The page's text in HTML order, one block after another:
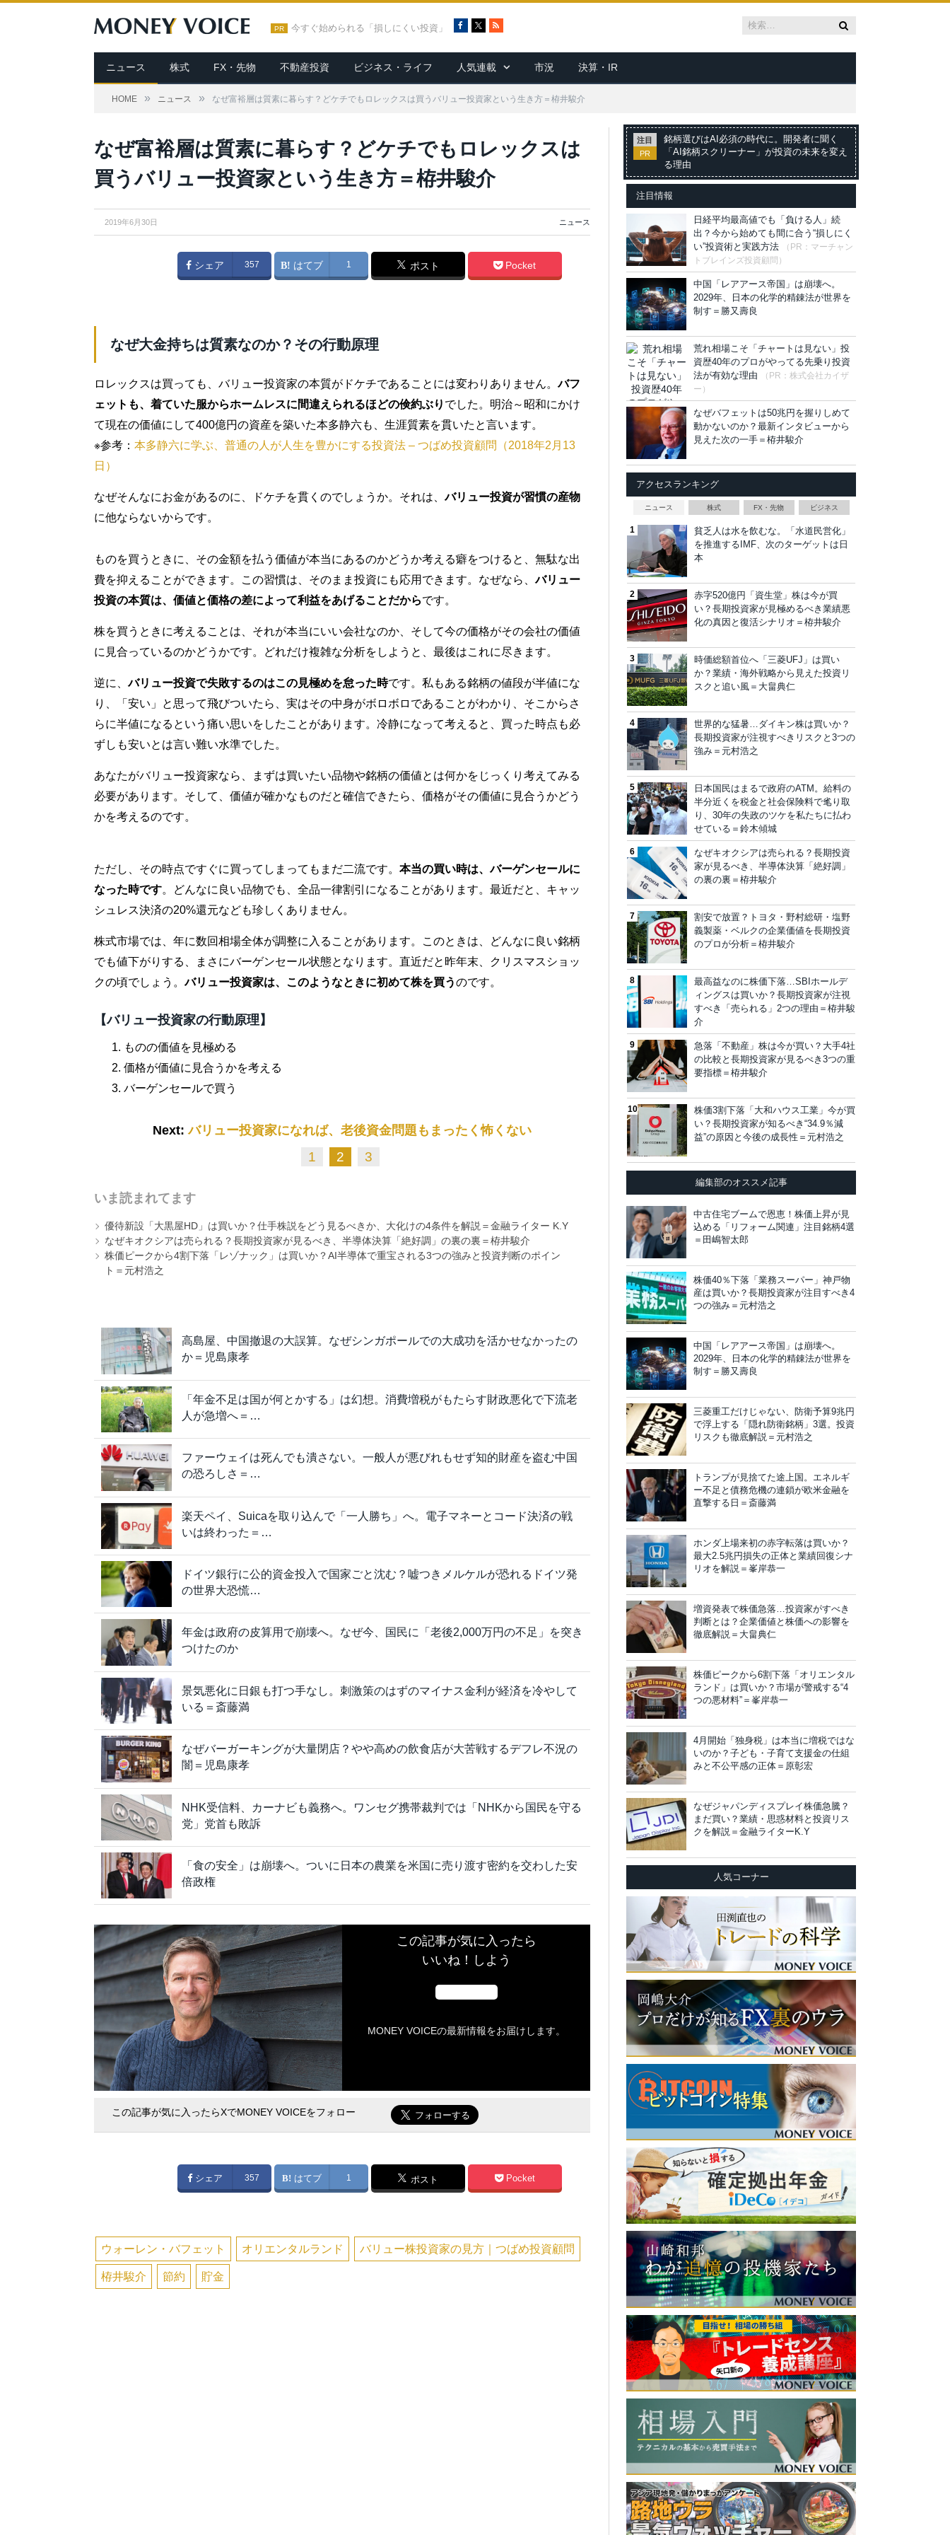
PR 今すぐ始められる「損しにくい投資」
c
e
b
R
S
ニュース 株式 FX・先物 不動産投資 ビジネス・ライフ 人気連載 市況 決算・IR
HOME » ニュース » なぜ富裕層は質素に暮らす？どケチでもロレックスは買うバリュー投資家という生き方＝栫井駿介
なぜ富裕層は質素に暮らす？どケチでもロレックスは
買うバリュー投資家という生き方＝栫井駿介
2019年6月30日 ニュース
シェア 357 はてブ 1 ポスト Pocket
なぜ大金持ちは質素なのか？その行動原理
ロレックスは買っても、バリュー投資家の本質がドケチであることには変わりありません。バフ
ェットも、着ていた服からホームレスに間違えられるほどの倹約ぶり でした。明治～昭和にかけ
て現在の価値にして400億円の資産を築いた本多静六も、生涯質素を貫いたと言います。
※参考： 本多静六に学ぶ、普通の人が人生を豊かにする投資法 – つばめ投資顧問（2018年2月13
日）
なぜそんなにお金があるのに、ドケチを貫くのでしょうか。それは、バリュー投資が習慣の産物
に他ならないからです。
ものを買うときに、その金額を払う価値が本当にあるのかどうか考える癖をつけると、無駄な出
費を抑えることができます。この習慣は、そのまま投資にも応用できます。なぜなら、バリュー
投資の本質は、価値と価格の差によって利益をあげることだからです。
株を買うときに考えることは、それが本当にいい会社なのか、そして今の価格がその会社の価値
に見合っているのかどうかです。どれだけ複雑な分析をしようと、最後はこれに尽きます。
逆に、バリュー投資で失敗するのはこの見極めを怠った時です。私もある銘柄の値段が半値にな
り、「安い」と思って飛びついたら、実はその中身がボロボロであることがわかり、そこからさ
らに半値になるという痛い思いをしたことがあります。冷静になって考えると、買った時点も必
ずしも安いとは言い難い水準でした。
あなたがバリュー投資家なら、まずは買いたい品物や銘柄の価値とは何かをじっくり考えてみる
必要があります。そして、価値が確かなものだと確信できたら、価格がその価値に見合うかどう
かを考えるのです。
ただし、その時点ですぐに買ってしまってもまだ二流です。 本当の買い時は、バーゲンセールに
なった時です。どんなに良い品物でも、全品一律割引になることがあります。最近だと、キャッ
シュレス決済の20%還元なども珍しくありません。
株式市場では、年に数回相場全体が調整に入ることがあります。このときは、どんなに良い銘柄
でも値下がりする、まさにバーゲンセール状態となります。直近だと昨年末、クリスマスショッ
クの頃でしょう。バリュー投資家は、このようなときに初めて株を買うのです。
【バリュー投資家の行動原理】
ものの価値を見極める
価格が価値に見合うかを考える
バーゲンセールで買う
Next:バリュー投資家になれば、老後資金問題もまったく怖くない
1 2 3
いま読まれてます
優待新設「大黒屋HD」は買いか？仕手株説をどう見るべきか、大化けの4条件を解説＝金融ライター K.Y
なぜキオクシアは売られる？長期投資家が見るべき、半導体決算「絶好調」の裏の裏＝栫井駿介
株価ピークから4割下落「レゾナック」は買いか？AI半導体で重宝される3つの強みと投資判断のポイン
ト＝元村浩之
高島屋、中国撤退の大誤算。なぜシンガポールでの大成功を活かせなかったの
か＝児島康孝
「年金不足は国が何とかする」は幻想。消費増税がもたらす財政悪化で下流老
人が急増へ＝…
ファーウェイは死んでも潰さない。一般人が悪びれもせず知的財産を盗む中国
の恐ろしさ＝…
楽天ペイ、Suicaを取り込んで「一人勝ち」へ。電子マネーとコード決済の戦
いは終わった＝…
ドイツ銀行に公的資金投入で国家ごと沈む？嘘つきメルケルが恐れるドイツ発
の世界大恐慌…
年金は政府の皮算用で崩壊へ。なぜ今、国民に「老後2,000万円の不足」を突き
つけたのか
景気悪化に日銀も打つ手なし。刺激策のはずのマイナス金利が経済を冷やして
いる＝斎藤満
なぜバーガーキングが大量閉店？やや高めの飲食店が大苦戦するデフレ不況の
闇＝児島康孝
NHK受信料、カーナビも義務へ。ワンセグ携帯裁判では「NHKから国民を守る
党」党首も敗訴
「食の安全」は崩壊へ。ついに日本の農業を米国に売り渡す密約を交わした安
倍政権
この記事が気に入ったら
いいね！しよう
MONEY VOICEの最新情報をお届けします。
この記事が気に入ったらXでMONEY VOICEをフォロー
シェア 357 はてブ 1 ポスト Pocket
ウォーレン・バフェット オリエンタルランド バリュー株投資家の見方｜つばめ投資顧問
栫井駿介 節約 貯金
注目
PR
銘柄選びはAI必須の時代に。開発者に聞く
「AI銘柄スクリーナー」が投資の未来を変え
る理由
注目情報
日経平均最高値でも「負ける人」続
出？今から始めても間に合う“損しにく
い”投資術と実践方法
（PR：マーチャン
トブレインズ投資顧問）
中国「レアアース帝国」は崩壊へ。
2029年、日本の化学的精錬法が世界を
制す＝勝又壽良
荒れ相場こそ「チャートは見ない」投
資歴40年のプロがやってる先乗り投資
法が有効な理由
（PR：株式会社カイザ
ー）
なぜバフェットは50兆円を握りしめて
動かないのか？最新インタビューから
見えた次の一手＝栫井駿介
アクセスランキング
ニュース 株式 FX・先物 ビジネス
貧乏人は水を飲むな。「水道民営化」
を推進するIMF、次のターゲットは日
本
赤字520億円「資生堂」株は今が買
い？長期投資家が見極めるべき業績悪
化の真因と復活シナリオ＝栫井駿介
時価総額首位へ「三菱UFJ」は買い
か？業績・海外戦略から見えた投資リ
スクと追い風＝大畠典仁
世界的な猛暑…ダイキン株は買いか？
長期投資家が注視すべきリスクと3つの
強み＝元村浩之
日本国民はまるで政府のATM。給料の
半分近くを税金と社会保険料で毟り取
り、30年の失政のツケを私たちに払わ
せている＝鈴木傾城
なぜキオクシアは売られる？長期投資
家が見るべき、半導体決算「絶好調」
の裏の裏＝栫井駿介
割安で放置？トヨタ・野村総研・塩野
義製薬・ベルクの企業価値を長期投資
のプロが分析＝栫井駿介
最高益なのに株価下落…SBIホールデ
ィングスは買いか？長期投資家が注視
すべき「売られる」2つの理由＝栫井駿
介
急落「不動産」株は今が買い？大手4社
の比較と長期投資家が見るべき3つの重
要指標＝栫井駿介
株価3割下落「大和ハウス工業」今が買
い？長期投資家が知るべき“34.9％減
益”の原因と今後の成長性＝元村浩之
編集部のオススメ記事
中古住宅ブームで恩恵！株価上昇が見
込める「リフォーム関連」注目銘柄4選
＝田嶋智太郎
株価40％下落「業務スーパー」神戸物
産は買いか？長期投資家が注目すべき4
つの強み＝元村浩之
中国「レアアース帝国」は崩壊へ。
2029年、日本の化学的精錬法が世界を
制す＝勝又壽良
三菱重工だけじゃない、防衛予算9兆円
で浮上する「隠れ防衛銘柄」3選。投資
リスクも徹底解説＝元村浩之
トランプが見捨てた途上国。エネルギ
ー不足と債務危機の連鎖が欧米金融を
直撃する日＝斎藤満
ホンダ上場来初の赤字転落は買いか？
最大2.5兆円損失の正体と業績回復シナ
リオを解説＝峯岸恭一
増資発表で株価急落…投資家がすべき
判断とは？企業価値と株価への影響を
徹底解説＝大畠典仁
株価ピークから6割下落「オリエンタル
ランド」は買いか？市場が警戒する“4
つの悪材料”＝峯岸恭一
4月開始「独身税」は本当に増税ではな
いのか？子ども・子育て支援金の仕組
みと不公平感の正体＝原彰宏
なぜジャパンディスプレイ株価急騰？
まだ買い？業績・思惑材料と投資リス
クを解説＝金融ライターK.Y
人気コーナー